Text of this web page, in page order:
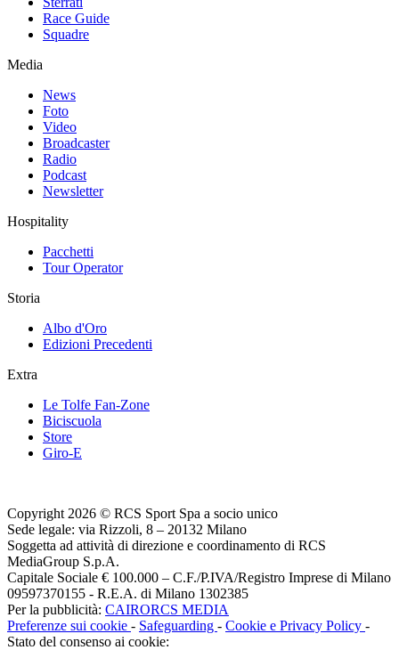
Race Guide
Squadre
Media
News
Foto
Video
Broadcaster
Radio
Podcast
Newsletter
Hospitality
Pacchetti
Tour Operator
Storia
Albo d'Oro
Edizioni Precedenti
Extra
Le Tolfe Fan-Zone
Biciscuola
Store
Giro-E
Copyright 2026 © RCS Sport Spa a socio unico
Sede legale: via Rizzoli, 8 – 20132 Milano
Soggetta ad attività di direzione e coordinamento di RCS
MediaGroup S.p.A.
Capitale Sociale € 100.000 – C.F./P.IVA/Registro Imprese di Milano
09597370155 - R.E.A. di Milano 1302385
Per la pubblicità: CAIRORCS MEDIA
Preferenze sui cookie - Safeguarding - Cookie e Privacy Policy -
Stato del consenso ai cookie: